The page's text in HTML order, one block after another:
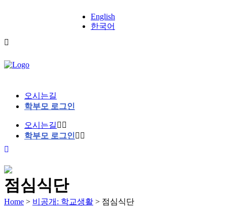
English
한국어
오시는길
학부모 로그인
오시는길
학부모 로그인
점심식단
Home > 비공개: 학교생활 > 점심식단